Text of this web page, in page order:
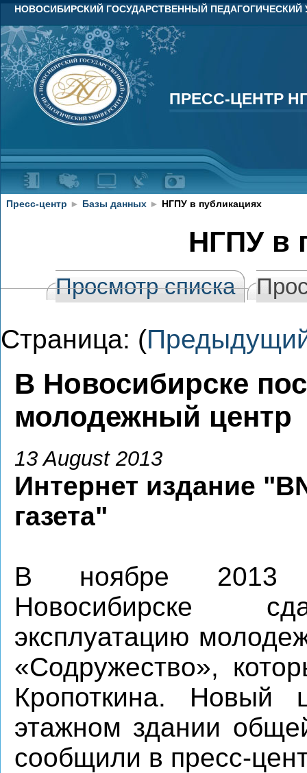
НОВОСИБИРСКИЙ ГОСУДАРСТВЕННЫЙ ПЕДАГОГИЧЕСКИЙ
ПРЕСС-ЦЕНТР
ПРЕСС-ЦЕНТР
Пресс-центр ► Базы данных ► НГПУ в публикациях
НГПУ в
Просмотр списка
Страница: (
В Новосибирске
молодежный центр
13 August 2013
Интернет издание
газета"
В ноябре
Новосибирске
эксплуатацию
«Содружество»,
Кропоткина. Новый
этажном здании
сообщили в пресс-